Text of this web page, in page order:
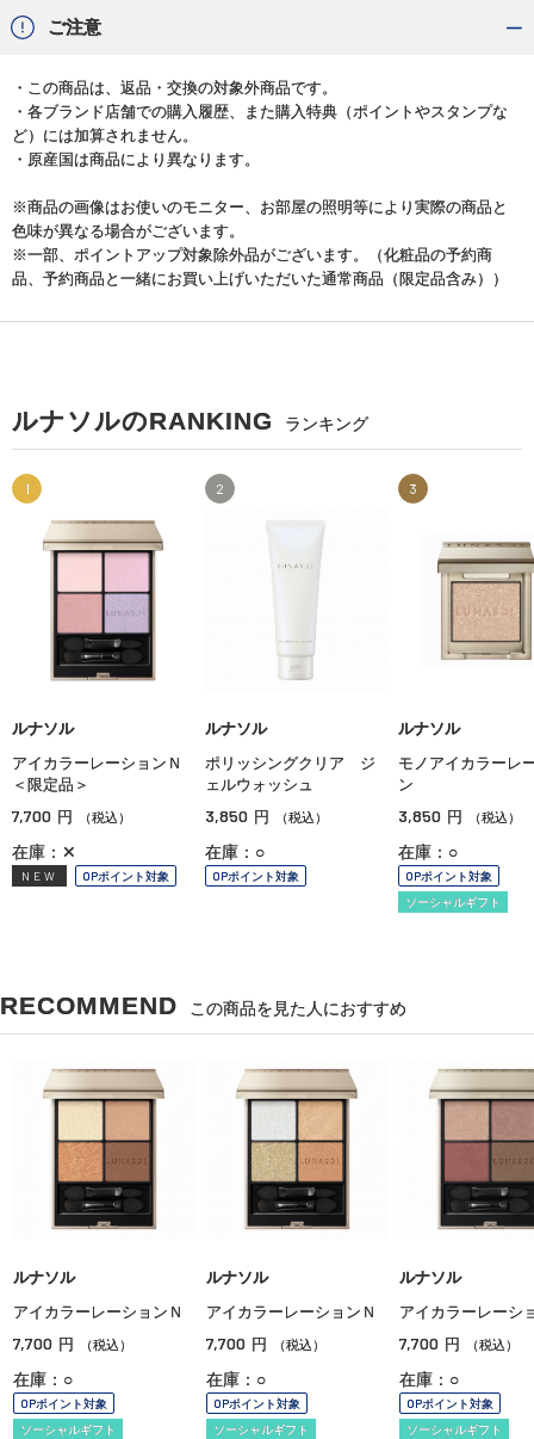
ご注意
・この商品は、返品・交換の対象外商品です。
・各ブランド店舗での購入履歴、また購入特典（ポイントやスタンプな
ど）には加算されません。
・原産国は商品により異なります。
※商品の画像はお使いのモニター、お部屋の照明等により実際の商品と
色味が異なる場合がございます。
※一部、ポイントアップ対象除外品がございます。（化粧品の予約商
品、予約商品と一緒にお買い上げいただいた通常商品（限定品含み））
ルナソルのRANKING ランキング
1
ルナソル
アイカラーレーションＮ
＜限定品＞
7,700 円 （税込）
在庫：✕
NEW OPポイント対象
2
ルナソル
ポリッシングクリア ジ
ェルウォッシュ
3,850 円 （税込）
在庫：○
OPポイント対象
3
ルナソル
モノアイカラーレ
ン
3,850 円 （税込）
在庫：○
OPポイント対象
ソーシャルギフト
RECOMMEND この商品を見た人におすすめ
ルナソル
アイカラーレーションＮ
7,700 円 （税込）
在庫：○
OPポイント対象
ソーシャルギフト
ルナソル
アイカラーレーションＮ
7,700 円 （税込）
在庫：○
OPポイント対象
ソーシャルギフト
ルナソル
アイカラーレーシ
7,700 円 （税込）
在庫：○
OPポイント対象
ソーシャルギフト